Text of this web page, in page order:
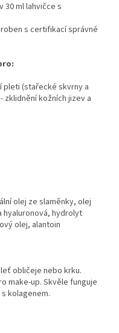
30 ml lahvičce s
s certifikací správné
pleti (stařecké skvrny a
zklidnění kožních jizev a
olej ze slaměnky, olej
hyaluronová, hydrolyt
olej, alantoin
obličeje nebo krku.
make-up. Skvěle funguje
kolagenem.